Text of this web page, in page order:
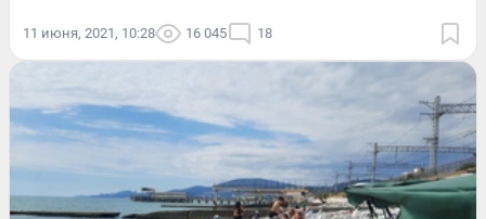
11 июня, 2021, 10:28 16 045 18